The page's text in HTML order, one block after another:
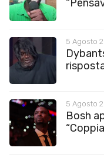
5 Agosto
5 Agosto
Bosh